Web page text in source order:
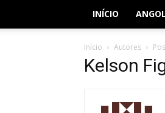
INÍCIO
Início Autores
Kelson